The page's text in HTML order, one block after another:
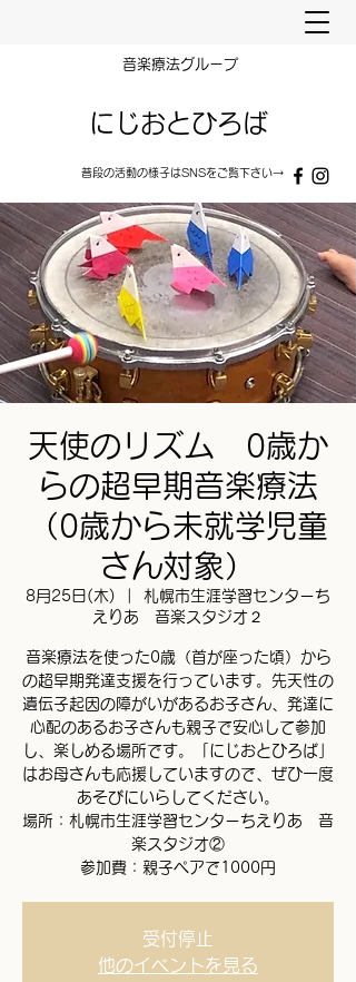
​音楽療法グループ
にじおとひろば
普段の​​活動の様子はSNSをご覧下さい→
天使のリズム 0歳か
らの超早期音楽療法
（0歳から未就学児童
さん対象）
8月25日(木)
札幌市生涯学習センターち
えりあ 音楽スタジオ２
音楽療法を使った0歳（首が座った頃）から
の超早期発達支援を行っています。先天性の
遺伝子起因の障がいがあるお子さん、発達に
心配のあるお子さんも親子で安心して参加
し、楽しめる場所です。「にじおとひろば」
はお母さんも応援していますので、ぜひ一度
あそびにいらしてください。
場所：札幌市生涯学習センターちえりあ 音
楽スタジオ②
参加費：親子ペアで1000円
受付停止
他のイベントを見る